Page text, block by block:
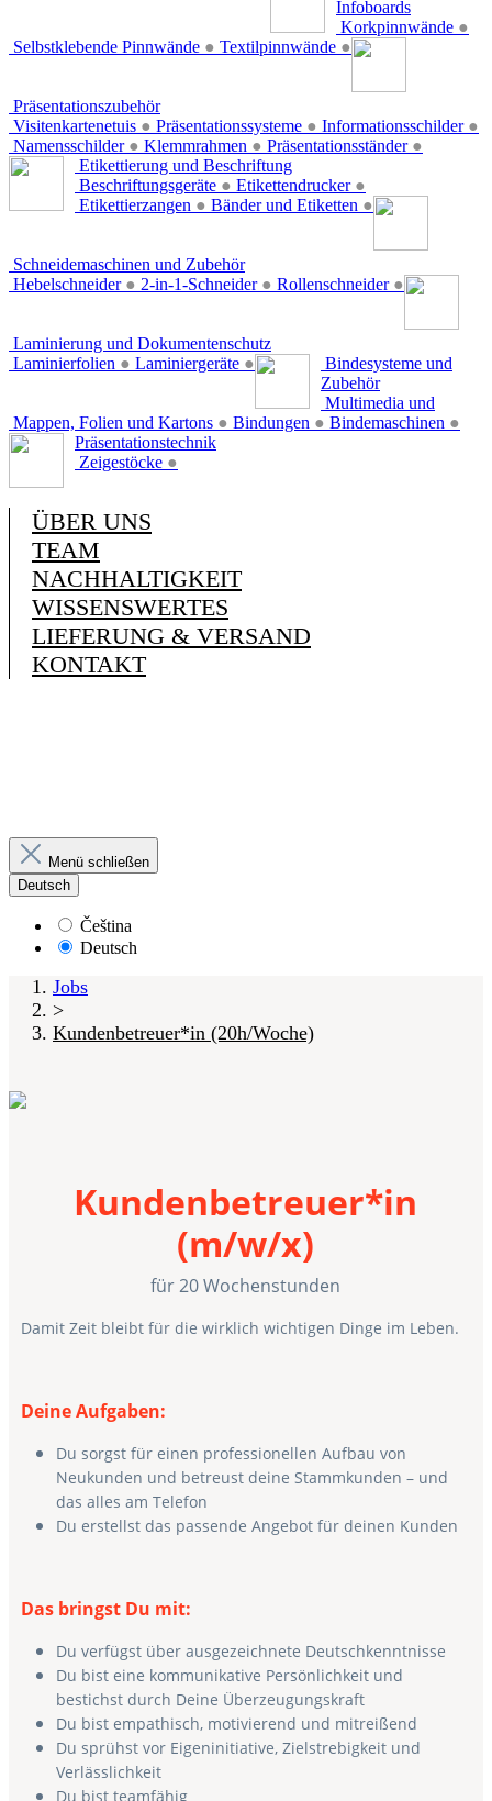
Infoboards
Korkpinnwände ●
Selbstklebende Pinnwände ● Textilpinnwände ●
Präsentationszubehör
Visitenkartenetuis ● Präsentationssysteme ● Informationsschilder ●
Namensschilder ● Klemmrahmen ● Präsentationsständer ●
Etikettierung und Beschriftung
Beschriftungsgeräte ● Etikettendrucker ●
Etikettierzangen ● Bänder und Etiketten ●
Schneidemaschinen und Zubehör
Hebelschneider ● 2-in-1-Schneider ● Rollenschneider ●
Laminierung und Dokumentenschutz
Laminierfolien ● Laminiergeräte ●
Bindesysteme und
Zubehör
Mappen, Folien und Kartons ● Bindungen ● Bindemaschinen ●
Multimedia und
Präsentationstechnik
Zeigestöcke ●
ÜBER UNS
TEAM
NACHHALTIGKEIT
WISSENSWERTES
LIEFERUNG & VERSAND
KONTAKT
Menü schließen
Deutsch
Čeština
Deutsch
Jobs
>
Kundenbetreuer*in (20h/Woche)
Kundenbetreuer*in
(m/w/x)
für 20 Wochenstunden
Damit Zeit bleibt für die wirklich wichtigen Dinge im Leben.
Deine Aufgaben:
Du sorgst für einen professionellen Aufbau von
Neukunden und betreust deine Stammkunden – und
das alles am Telefon
Du erstellst das passende Angebot für deinen Kunden
Das bringst Du mit:
Du verfügst über ausgezeichnete Deutschkenntnisse
Du bist eine kommunikative Persönlichkeit und
bestichst durch Deine Überzeugungskraft
Du bist empathisch, motivierend und mitreißend
Du sprühst vor Eigeninitiative, Zielstrebigkeit und
Verlässlichkeit
Du bist teamfähig